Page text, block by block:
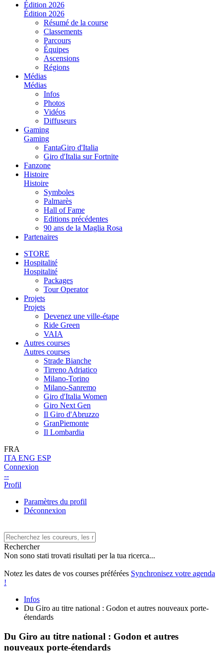
Édition 2026
Édition 2026
Résumé de la course
Classements
Parcours
Équipes
Ascensions
Régions
Médias
Médias
Infos
Photos
Vidéos
Diffuseurs
Gaming
Gaming
FantaGiro d'Italia
Giro d'Italia sur Fortnite
Fanzone
Histoire
Histoire
Symboles
Palmarès
Hall of Fame
Editions précédentes
90 ans de la Maglia Rosa
Partenaires
STORE
Hospitalité
Hospitalité
Packages
Tour Operator
Projets
Projets
Devenez une ville-étape
Ride Green
VAIA
Autres courses
Autres courses
Strade Bianche
Tirreno Adriatico
Milano-Torino
Milano-Sanremo
Giro d'Italia Women
Giro Next Gen
Il Giro d'Abruzzo
GranPiemonte
Il Lombardia
FRA
ITA ENG ESP
Connexion
--
Profil
Paramètres du profil
Déconnexion
Rechercher
Non sono stati trovati risultati per la tua ricerca...
Notez les dates de vos courses préférées Synchronisez votre agenda
!
Infos
Du Giro au titre national : Godon et autres nouveaux porte-
étendards
Du Giro au titre national : Godon et autres
nouveaux porte-étendards